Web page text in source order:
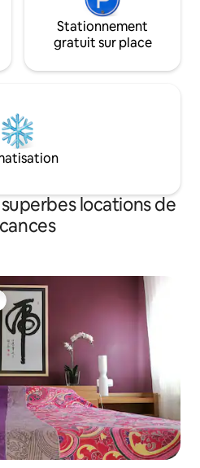
Stationnement
gratuit sur place
locations de